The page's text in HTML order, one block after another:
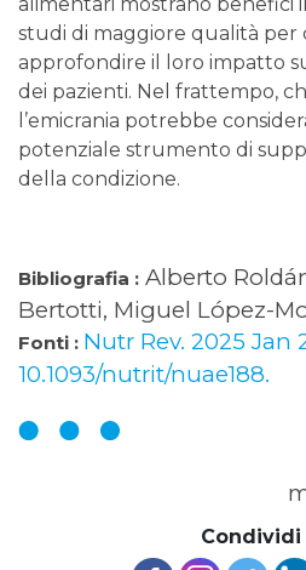
studi di maggiore qualità per
approfondire il loro impatto
dei pazienti. Nel frattempo,
l’emicrania potrebbe
potenziale strumento di
della condizione.
Bibliografia : Alberto
Bertotti, Miguel López-
Fonti : Nutr Rev. 2025 Jan
10.1093/nutrit/nuae188.
Condividi